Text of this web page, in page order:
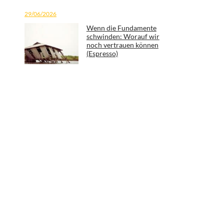
29/06/2026
Wenn die Fundamente
schwinden: Worauf wir
noch vertrauen können
(Espresso)